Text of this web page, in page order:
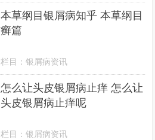
本草纲目银屑病知乎 本草纲目
癣篇
栏目：银屑病资讯
怎么让头皮银屑病止痒 怎么让
头皮银屑病止痒呢
栏目：银屑病资讯